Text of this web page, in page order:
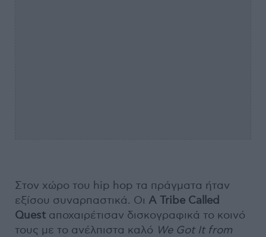
Στον χώρο του hip hop τα πράγματα ήταν
εξίσου συναρπαστικά. Οι A Tribe Called
Quest αποχαιρέτισαν δισκογραφικά το κοινό
τους με το ανέλπιστα καλό We Got It from